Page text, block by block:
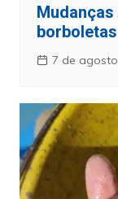
7 de